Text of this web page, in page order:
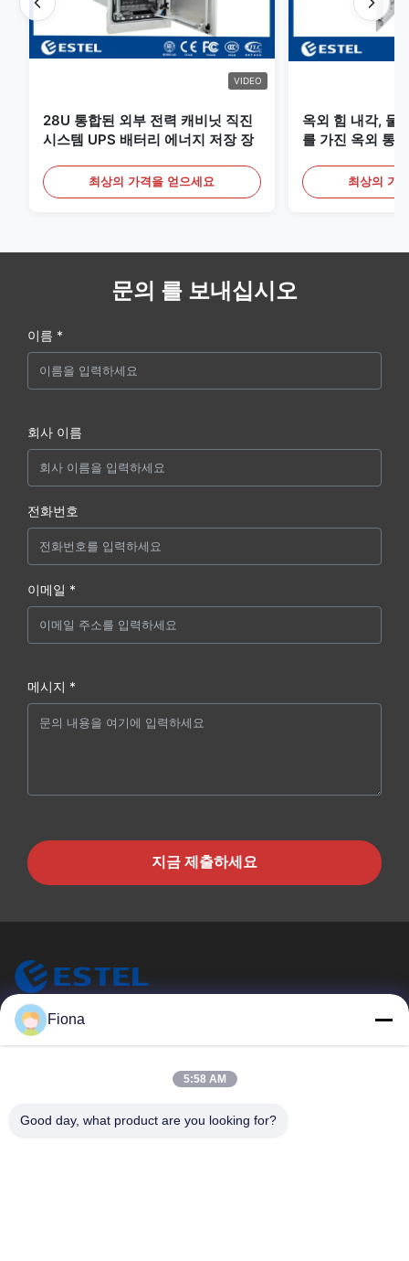
VIDEO
28U 통합된 외부 전력 캐비닛 직진
시스템 UPS 배터리 에너지 저장 장
최상의 가격을 얻으세요
옥외 힘 내각, 물
를 가진 옥외 통
최상의 가
문의 를 보내십시오
이름 *
회사 이름
전화번호
이메일 *
메시지 *
지금 제출하세요
ESTEL (GUANGDONG) TECHNOLOGY CO., LTD.
집
새로운
Fiona
5:58 AM
Good day, what product are you looking for?